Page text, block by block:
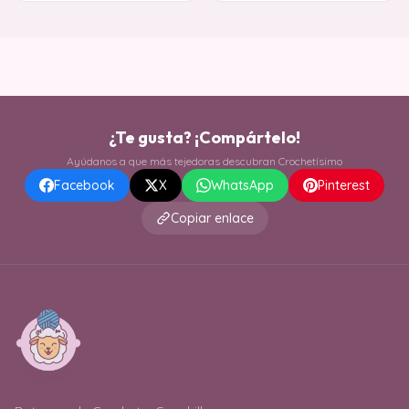
¿Te gusta? ¡Compártelo!
Ayúdanos a que más tejedoras descubran Crochetísimo
Facebook X WhatsApp
Pinterest
Copiar enlace